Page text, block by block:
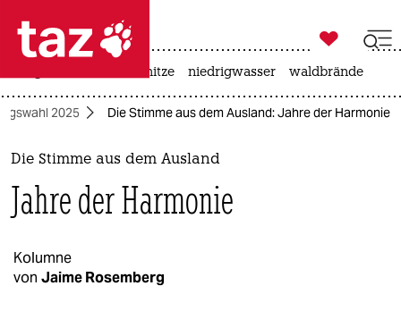
 taz zahl ich
taz zahl ich
themen
politik
gesellschaft

taz zahl ich
hitze niedrigwasser waldbrände
2025 Die Stimme aus dem Ausland: Jahre der Harmonie
Die Stimme aus dem Ausland
Jahre der Harmonie
Kolumne
von Jaime Rosemberg